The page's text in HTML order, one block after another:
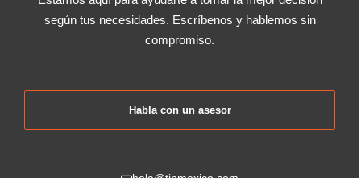
según tus necesidades. Escríbenos y hablemos sin
compromiso.
Habla con un asesor